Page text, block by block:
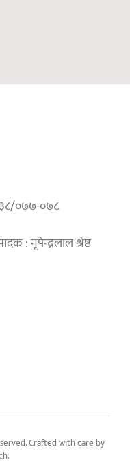
०७७-०७८
: नृपेन्द्रलाल श्रेष्ठ
Crafted with care by
.